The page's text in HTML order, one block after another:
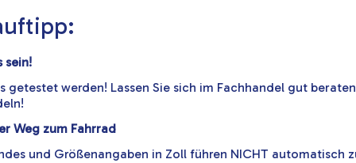
sein!
getestet werden! Lassen Sie sich im Fachhandel gut
Weg zum Fahrrad
und Größenangaben in Zoll führen NICHT automatisch